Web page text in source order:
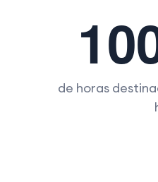
10
de horas